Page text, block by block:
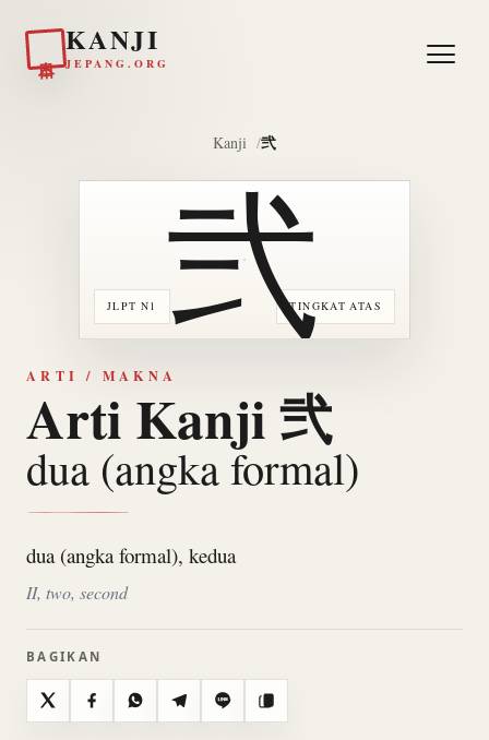
KANJI
JEPANG.ORG
Kanji 弐
JLPT N1 TINGKAT ATAS
弐
ARTI / MAKNA
Arti Kanji 弐
dua (angka formal)
dua (angka formal), kedua
II, two, second
BAGIKAN
X FacebookWhatsAppTelegramLine Salin